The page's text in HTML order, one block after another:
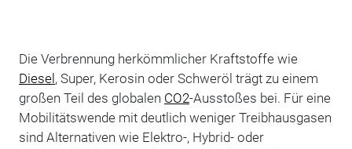
Die Verbrennung herkömmlicher Kraftstoffe wie
Diesel, Super, Kerosin oder Schweröl trägt zu einem
großen Teil des globalen CO2-Ausstoßes bei. Für eine
Mobilitätswende mit deutlich weniger Treibhausgasen
sind Alternativen wie Elektro-, Hybrid- oder